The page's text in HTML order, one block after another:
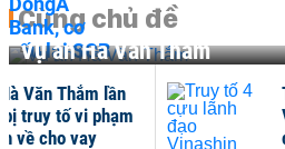
Cùng chủ đề
Vụ án Hà Văn Thắm
Văn Thắm lần
truy tố vi phạm
về cho vay